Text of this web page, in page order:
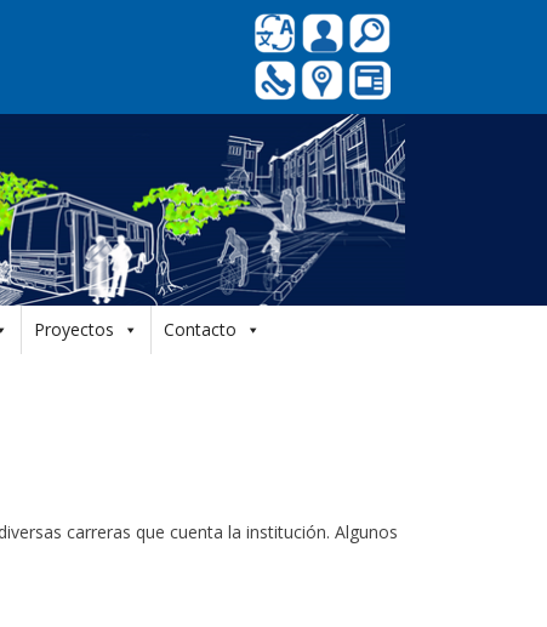
Proyectos Contacto
carreras que cuenta la institución. Algunos